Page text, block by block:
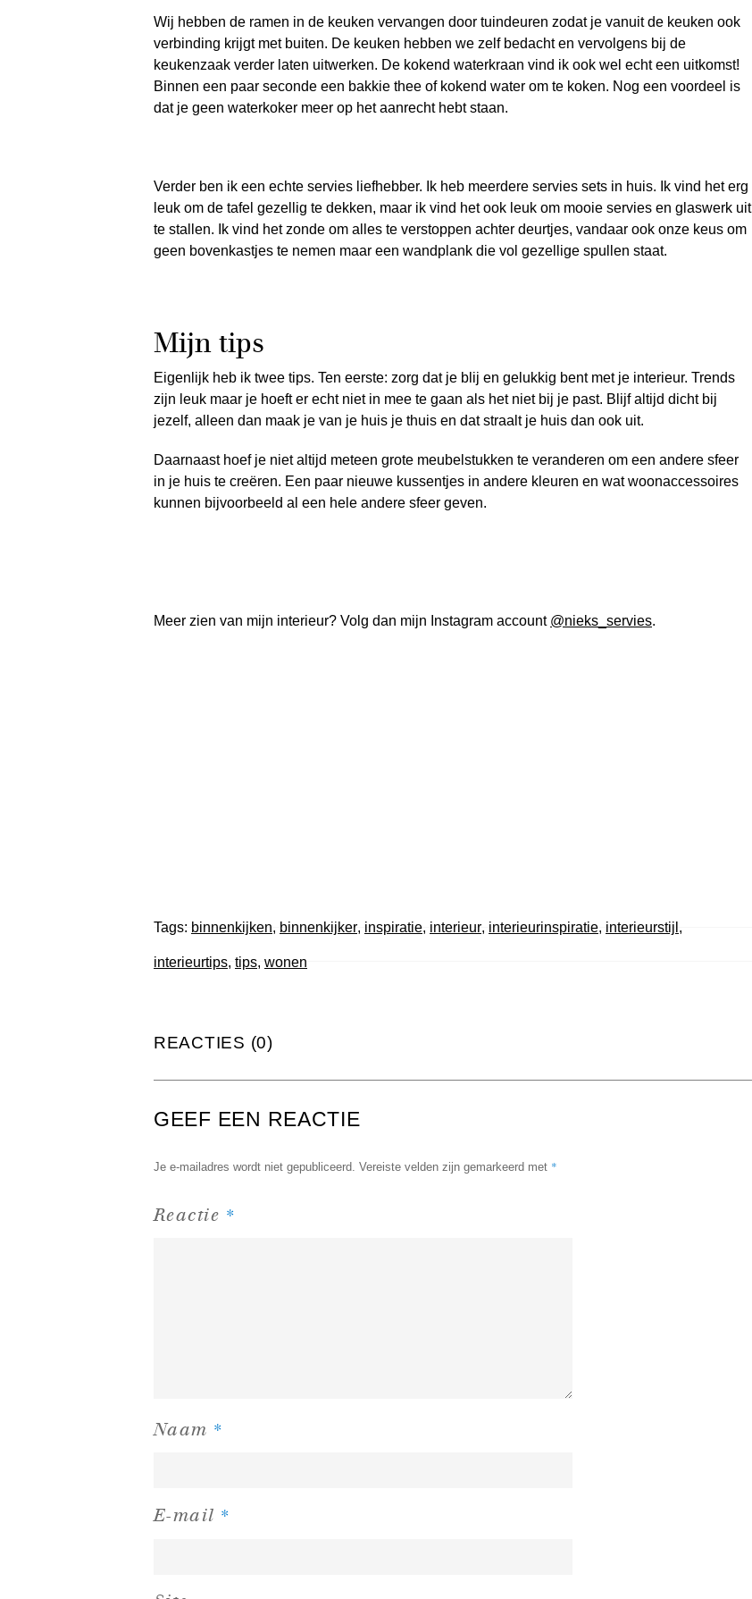
Wij hebben de ramen in de keuken vervangen door tuindeuren zodat je vanuit de keuken ook
verbinding krijgt met buiten. De keuken hebben we zelf bedacht en vervolgens bij de
keukenzaak verder laten uitwerken. De kokend waterkraan vind ik ook wel echt een uitkomst!
Binnen een paar seconde een bakkie thee of kokend water om te koken. Nog een voordeel is
dat je geen waterkoker meer op het aanrecht hebt staan.
Verder ben ik een echte servies liefhebber. Ik heb meerdere servies sets in huis. Ik vind het erg
leuk om de tafel gezellig te dekken, maar ik vind het ook leuk om mooie servies en glaswerk uit
te stallen. Ik vind het zonde om alles te verstoppen achter deurtjes, vandaar ook onze keus om
geen bovenkastjes te nemen maar een wandplank die vol gezellige spullen staat.
Mijn tips
Eigenlijk heb ik twee tips. Ten eerste: zorg dat je blij en gelukkig bent met je interieur. Trends
zijn leuk maar je hoeft er echt niet in mee te gaan als het niet bij je past. Blijf altijd dicht bij
jezelf, alleen dan maak je van je huis je thuis en dat straalt je huis dan ook uit.
Daarnaast hoef je niet altijd meteen grote meubelstukken te veranderen om een andere sfeer
in je huis te creëren. Een paar nieuwe kussentjes in andere kleuren en wat woonaccessoires
kunnen bijvoorbeeld al een hele andere sfeer geven.
Meer zien van mijn interieur? Volg dan mijn Instagram account @nieks_servies.
Tags: binnenkijken, binnenkijker, inspiratie, interieur, interieurinspiratie, interieurstijl ,
interieurtips, tips, wonen
REACTIES (0)
GEEF EEN REACTIE
Je e-mailadres wordt niet gepubliceerd. Vereiste velden zijn gemarkeerd met *
Reactie *
Naam *
E-mail *